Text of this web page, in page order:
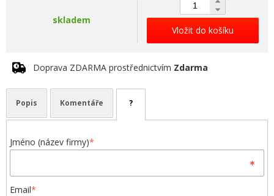
skladem
Vložit do košíku
Doprava ZDARMA prostřednictvím Zdarma
Popis Komentáře ?
Jméno (název firmy)*
Email*